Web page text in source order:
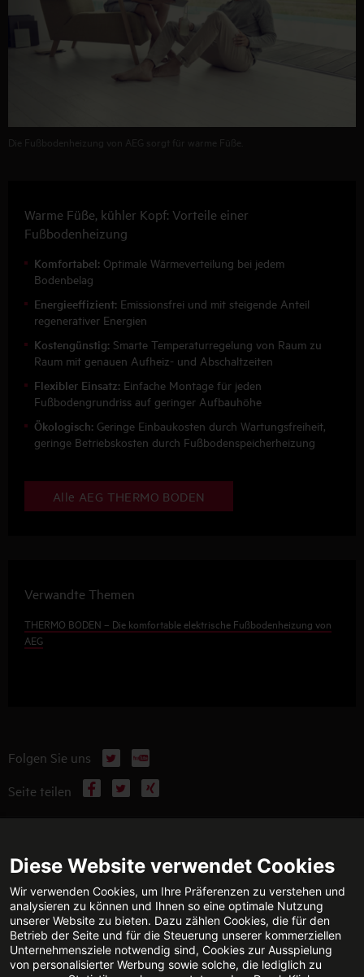
Die Fußbodenheizung von AEG sorgt für warme Füße.
Warme Füße, kühler Kopf: Vorteile einer
Fußbodenheizung
Komfortabel: Optimale Wärmeverteilung bei jedem
Bodenbelag
Energieeffizient: Emissionsfrei und mit steigende Anteil
regenerativer Energien
Kostengünstig: Smarte Temperaturregelung von Raum zu
Raum mit genauen Aufheiz- und Abschaltzeiten
Flexibler Einsatz: Einfache Montage für jeden
Fußbodengrundriss auf geringer Aufbauhöhe
Ökologisch: Geringe Einbaukosten durch Wartungsfreiheit,
geringe Betriebskosten durch Fußbodenspeicherheizung
Alle AEG THERMO BODEN
Verwandte Themen
THERMO BODEN – Die komfortable elektrische Fußbodenheizung von
AEG
Folgen Sie uns X
YouTube
Seite teilen
Facebook
X Xing
TECHNISCHE BERATUNG
Jetzt anrufen
KONTAKT
E-Mail senden
Diese Website verwendet Cookies
Wir verwenden Cookies, um Ihre Präferenzen zu verstehen und
analysieren zu können und Ihnen so eine optimale Nutzung
unserer Website zu bieten. Dazu zählen Cookies, die für den
Betrieb der Seite und für die Steuerung unserer kommerziellen
Unternehmensziele notwendig sind, Cookies zur Ausspielung
von personalisierter Werbung sowie solche, die lediglich zu